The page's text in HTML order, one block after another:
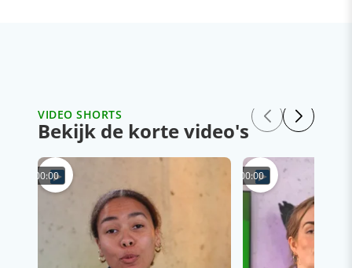
VIDEO SHORTS
Bekijk de korte video's
00:00 00:00